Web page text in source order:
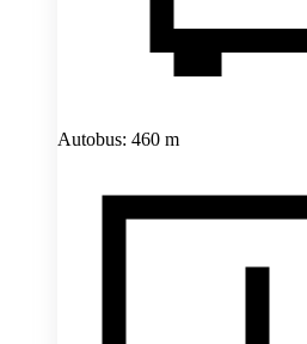
Autobus: 460 m